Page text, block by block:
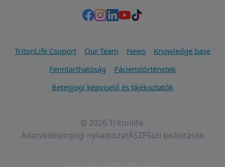
TritonLife Csoport Our Team News
Knowledge base
Fenntarthatóság
Pácienstörténetek
Betegjogi képviselő és tájékoztatók
© 2026 Tritonlife.
AdatvédelemJogi nyilatkozatÁSZFSüti beállítások